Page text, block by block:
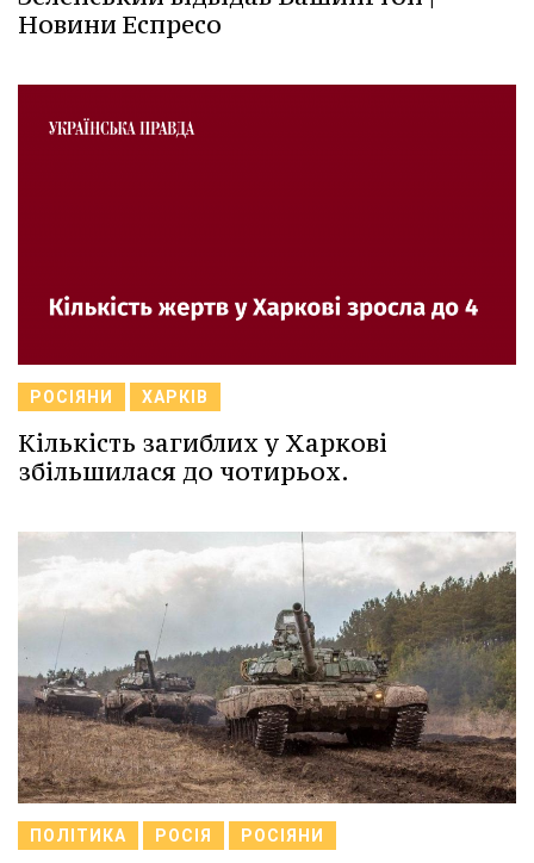
Новини Еспресо
РОСІЯНИ ХАРКІВ
Кількість загиблих у Харкові
збільшилася до чотирьох.
ПОЛІТИКА РОСІЯ РОСІЯНИ